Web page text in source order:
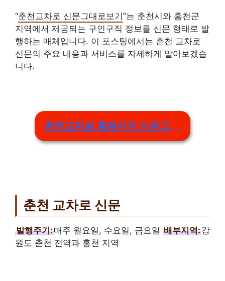
“춘천교차로 신문그대로보기“는 춘천시와 홍천군
지역에서 제공되는 구인구직 정보를 신문 형태로 발
행하는 매체입니다. 이 포스팅에서는 춘천 교차로
신문의 주요 내용과 서비스를 자세하게 알아보겠습
니다.
춘천교차로 홈페이지 신문그대로보기
춘천 교차로 신문
발행주기:매주 월요일, 수요일, 금요일 배부지역:강
원도 춘천 전역과 홍천 지역